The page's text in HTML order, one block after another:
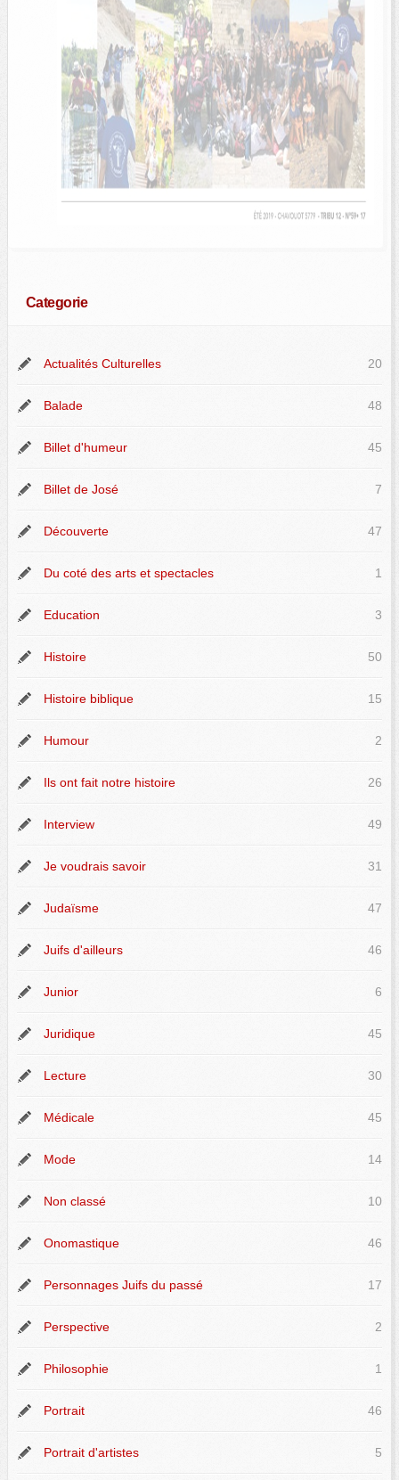
Categorie
Actualités Culturelles 20
Balade 48
Billet d'humeur 45
Billet de José 7
Découverte 47
Du coté des arts et spectacles 1
Education 3
Histoire 50
Histoire biblique 15
Humour 2
Ils ont fait notre histoire 26
Interview 49
Je voudrais savoir 31
Judaïsme 47
Juifs d'ailleurs 46
Junior 6
Juridique 45
Lecture 30
Médicale 45
Mode 14
Non classé 10
Onomastique 46
Personnages Juifs du passé 17
Perspective 2
Philosophie 1
Portrait 46
Portrait d'artistes 5